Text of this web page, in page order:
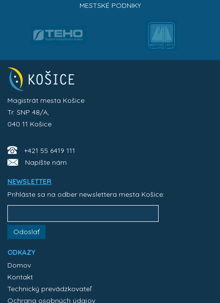
MESTSKÉ PODNIKY
Magistrát mesta Košice
Tr. SNP 48/A,
040 11 Košice
+421 55 6419 111
Napíšte nám
NEWSLETTER
Prihláste sa na odber newslettera mesta Košice:
Odoslať
ODKAZY
Domov
Kontakt
Technický prevádzkovateľ
Ochrana osobných údajov